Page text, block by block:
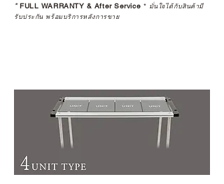
*FULL WARRANTY & After Service * มั่นใจได้กับสินค้ามี
รับประกัน พร้อมบริการหลังการขาย